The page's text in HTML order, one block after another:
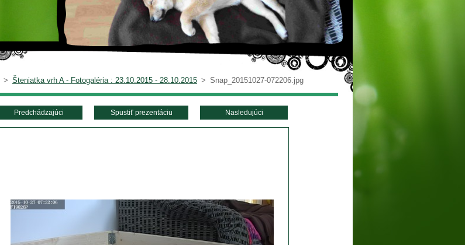
> Šteniatka vrh A - Fotogaléria : 23.10.2015 - 28.10.2015 > Snap_20151027-072206.jpg
Predchádzajúci Spustiť prezentáciu Nasledujúci